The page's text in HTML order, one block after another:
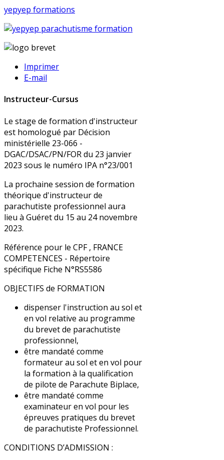
yepyep formations
Imprimer
E-mail
Instructeur-Cursus
Le stage de formation d'instructeur
est homologué par Décision
ministérielle 23-066 -
DGAC/DSAC/PN/FOR du 23 janvier
2023 sous le numéro IPA n°23/001
La prochaine session de formation
théorique d'instructeur de
parachutiste professionnel aura
lieu à Guéret du 15 au 24 novembre
2023.
Référence pour le CPF , FRANCE
COMPETENCES - Répertoire
spécifique Fiche N°RS5586
OBJECTIFS de FORMATION
dispenser l'instruction au sol et
en vol relative au programme
du brevet de parachutiste
professionnel,
être mandaté comme
formateur au sol et en vol pour
la formation à la qualification
de pilote de Parachute Biplace,
être mandaté comme
examinateur en vol pour les
épreuves pratiques du brevet
de parachutiste Professionnel.
CONDITIONS D’ADMISSION :